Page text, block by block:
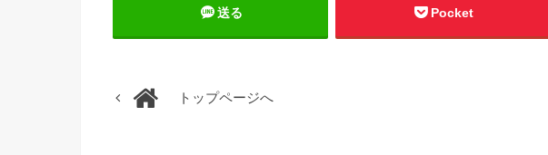
送る Pocket
トップページへ